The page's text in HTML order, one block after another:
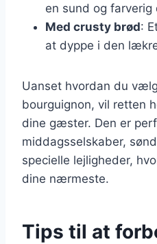
en sund og
Med crusty brød:
at dyppe i den
Uanset hvordan du
bourguignon, vil retten
dine gæster. Den er
middagsselskaber,
specielle lejligheder,
dine nærmeste.
Tips til at